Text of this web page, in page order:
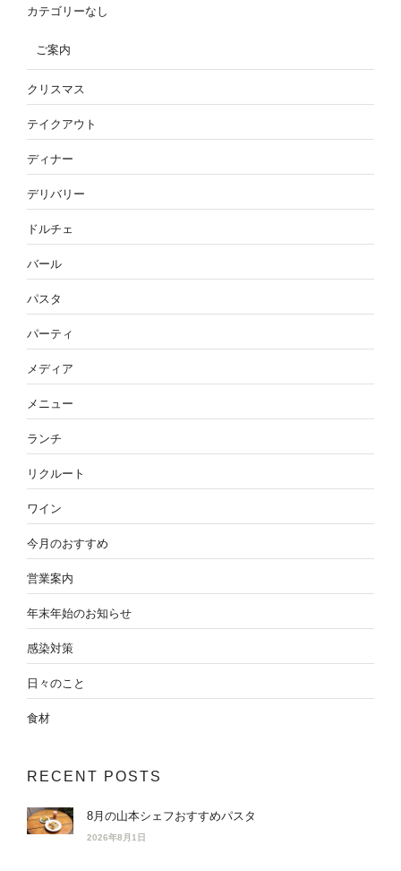
カテゴリーなし
ご案内
クリスマス
テイクアウト
ディナー
デリバリー
ドルチェ
バール
パスタ
パーティ
メディア
メニュー
ランチ
リクルート
ワイン
今月のおすすめ
営業案内
年末年始のお知らせ
感染対策
日々のこと
食材
RECENT POSTS
8月の山本シェフおすすめパスタ
2026年8月1日